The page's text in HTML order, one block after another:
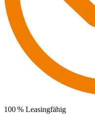
100 % Leasingfähig